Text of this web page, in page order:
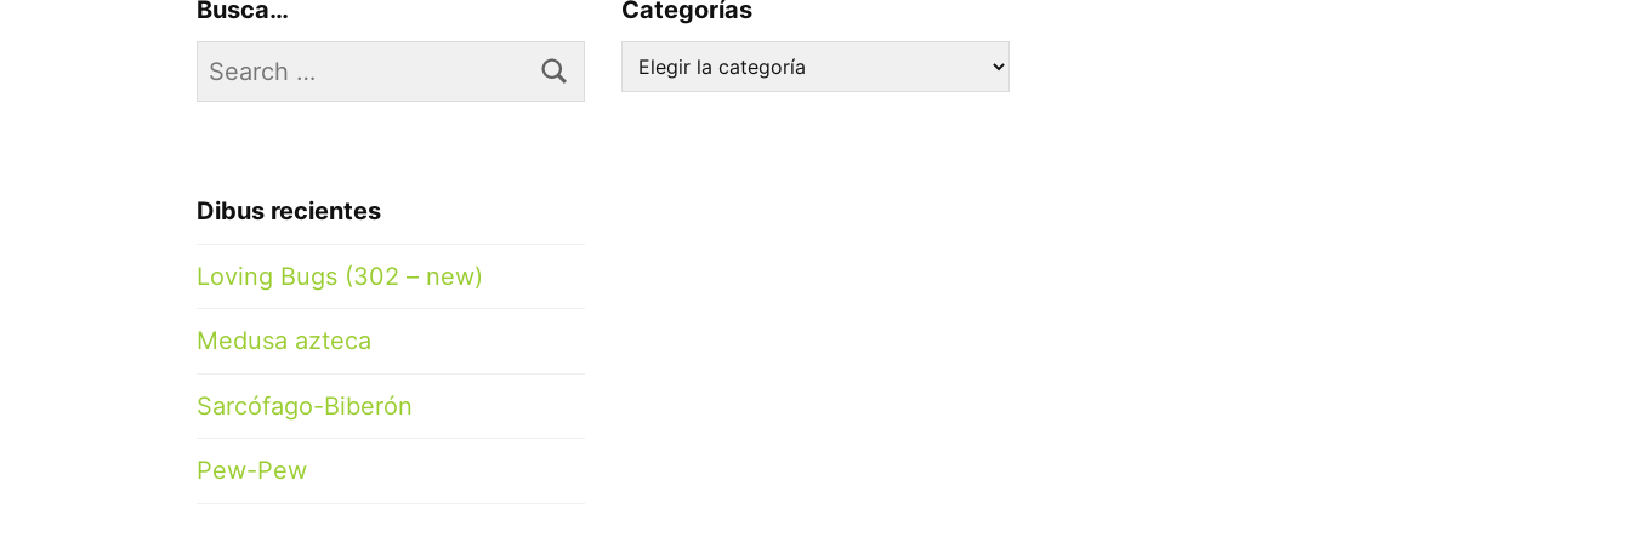
Busca…
Search
for:
Dibus recientes
Loving Bugs (302 – new)
Medusa azteca
Sarcófago-Biberón
Pew-Pew
Categorías
Categorías